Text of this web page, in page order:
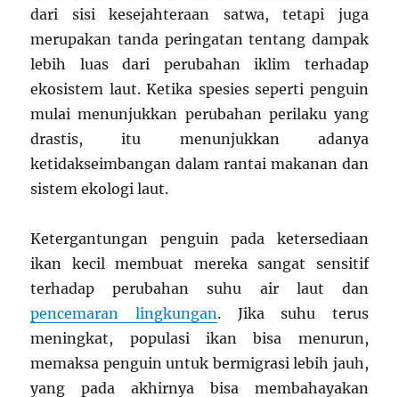
dari sisi kesejahteraan satwa, tetapi juga
merupakan tanda peringatan tentang dampak
lebih luas dari perubahan iklim terhadap
ekosistem laut. Ketika spesies seperti penguin
mulai menunjukkan perubahan perilaku yang
drastis, itu menunjukkan adanya
ketidakseimbangan dalam rantai makanan dan
sistem ekologi laut.
Ketergantungan penguin pada ketersediaan
ikan kecil membuat mereka sangat sensitif
terhadap perubahan suhu air laut dan
pencemaran lingkungan. Jika suhu terus
meningkat, populasi ikan bisa menurun,
memaksa penguin untuk bermigrasi lebih jauh,
yang pada akhirnya bisa membahayakan